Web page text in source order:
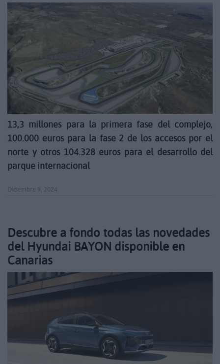
13,3 millones para la primera fase del complejo,
100.000 euros para la fase 2 de los accesos por el
norte y otros 104.328 euros para el desarrollo del
parque internacional
Diciembre 9, 2024
Descubre a fondo todas las novedades
del Hyundai BAYON disponible en
Canarias